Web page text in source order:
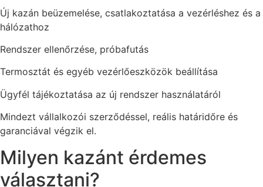
Új kazán beüzemelése, csatlakoztatása a vezérléshez és a
hálózathoz
Rendszer ellenőrzése, próbafutás
Termosztát és egyéb vezérlőeszközök beállítása
Ügyfél tájékoztatása az új rendszer használatáról
Mindezt vállalkozói szerződéssel, reális határidőre és
garanciával végzik el.
Milyen kazánt érdemes
választani?